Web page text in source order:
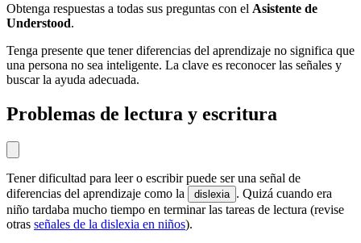
Obtenga respuestas a todas sus preguntas con el Asistente de
Understood.
Tenga presente que tener diferencias del aprendizaje no significa que
una persona no sea inteligente. La clave es reconocer las señales y
buscar la ayuda adecuada.
Problemas de lectura y escritura
Tener dificultad para leer o escribir puede ser una señal de
diferencias del aprendizaje como la
dislexia . Quizá cuando era
niño tardaba mucho tiempo en terminar las tareas de lectura (revise
otras señales de la dislexia en niños).